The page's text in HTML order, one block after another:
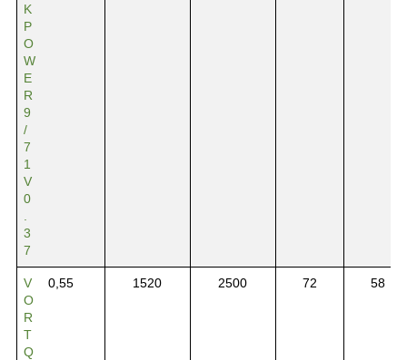
K
P
O
W
E
R
9
/
7
1
V
0
3
7
V
O
R
T
Q
0,55 1520 2500 72 58